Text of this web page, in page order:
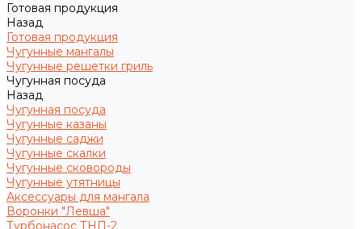
Готовая продукция
Назад
Готовая продукция
Чугунные мангалы
Чугунные решетки гриль
Чугунная посуда
Назад
Чугунная посуда
Чугунные казаны
Чугунные саджи
Чугунные скалки
Чугунные сковороды
Чугунные утятницы
Аксессуары для мангала
Воронки "Левша"
Турбонасос ТНП-2